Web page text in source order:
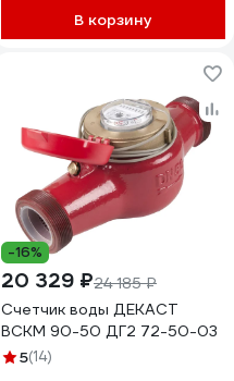
В корзину
-16%
20 329 ₽24 185 ₽
Счетчик воды ДЕКАСТ
ВСКМ 90-50 ДГ2 72-50-03
5(14)